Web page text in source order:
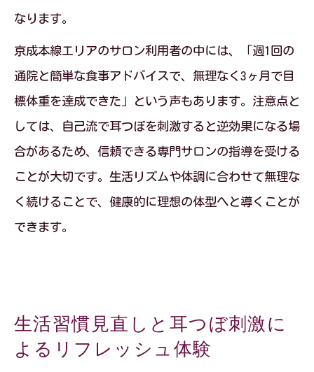
なります。
京成本線エリアのサロン利用者の中には、「週1回の
通院と簡単な食事アドバイスで、無理なく3ヶ月で目
標体重を達成できた」という声もあります。注意点と
しては、自己流で耳つぼを刺激すると逆効果になる場
合があるため、信頼できる専門サロンの指導を受ける
ことが大切です。生活リズムや体調に合わせて無理な
く続けることで、健康的に理想の体型へと導くことが
できます。
生活習慣見直しと耳つぼ刺激に
よるリフレッシュ体験